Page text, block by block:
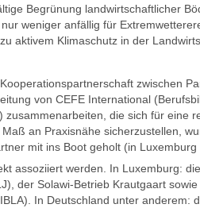
Begrünung landwirtschaftlicher
weniger anfällig für
aktivem Klimaschutz in der
zwischen
von CEFE International
die sich für eine
an Praxisnähe sicherzustellen,
mit ins Boot geholt (in Luxemburg
assoziiert werden. In Luxemburg:
der Solawi-Betrieb Krautgaart
In Deutschland unter anderem: